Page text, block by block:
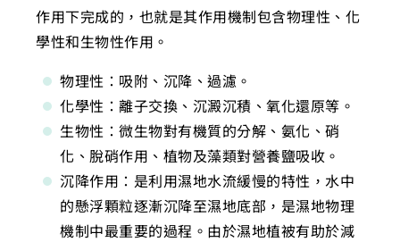
作用下完成的，也就是其作用機制包含物理性、化
學性和生物性作用。
物理性：吸附、沉降、過濾。
化學性：離子交換、沉澱沉積、氧化還原等。
生物性：微生物對有機質的分解、氨化、硝
化、脫硝作用、植物及藻類對營養鹽吸收。
沉降作用：是利用濕地水流緩慢的特性，水中
的懸浮顆粒逐漸沉降至濕地底部，是濕地物理
機制中最重要的過程。由於濕地植被有助於減